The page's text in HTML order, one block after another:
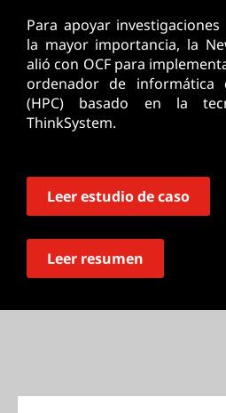
Para apoyar
la mayor importancia, la
alió con OCF para
ordenador de informática
(HPC) basado en la
ThinkSystem.
Leer estudio de caso
Leer resumen